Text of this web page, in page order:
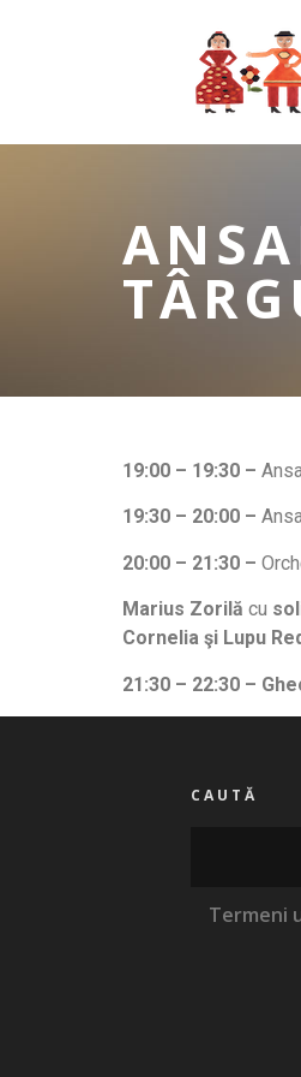
19:00 – 19:30 –
19:30 – 20:00 –
20:00 – 21:30 –
Marius Zorilă cu
Cornelia şi Lupu
21:30 – 22:30 –
CAUTĂ
Termeni